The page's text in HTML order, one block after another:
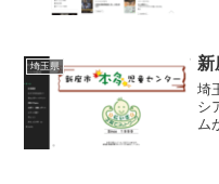
当
埼玉県 新
埼
シ
ム